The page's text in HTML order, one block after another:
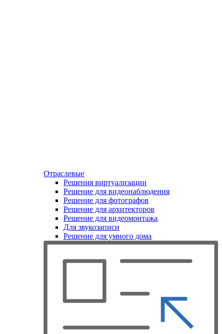
Отраслевые
Решения виртуализации
Решение для видеонаблюдения
Решение для фотографов
Решение для архитекторов
Решение для видеомонтажа
Для звукозаписи
Решение для умного дома